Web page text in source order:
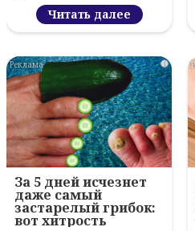
Читать далее
i
За 5 дней исчезнет
даже самый
застарелый грибок:
вот хитрость